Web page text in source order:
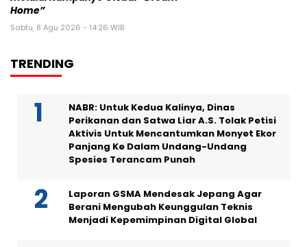
Home”
Sabtu, 8 Agu 2026 - 14:26 WIB
TRENDING
NABR: Untuk Kedua Kalinya, Dinas
Perikanan dan Satwa Liar A.S. Tolak Petisi
Aktivis Untuk Mencantumkan Monyet Ekor
Panjang Ke Dalam Undang-Undang
Spesies Terancam Punah
Laporan GSMA Mendesak Jepang Agar
Berani Mengubah Keunggulan Teknis
Menjadi Kepemimpinan Digital Global